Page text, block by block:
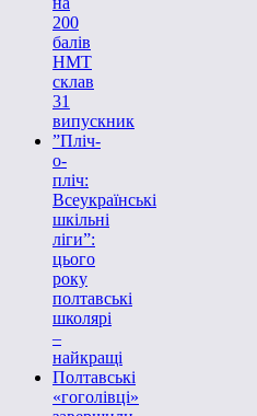
200
балів
НМТ
склав
31
випускник
”Пліч-
о-
пліч:
Всеукраїнські
шкільні
ліги”:
цього
року
полтавські
школярі
–
найкращі
Полтавські
«гоголівці»